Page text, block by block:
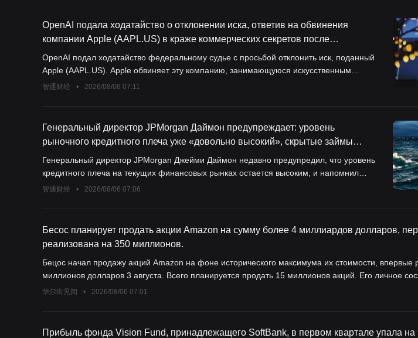
OpenAI подала ходатайство о отклонении иска, ответив на обвинения
компании Apple (AAPL.US) в краже коммерческих секретов после
переманивания 400 сотрудников.
OpenAI подал ходатайство федеральному судье с просьбой отклонить иск, поданный
Apple (AAPL.US). Apple обвиняет эту компанию, занимающуюся искусственным
интеллектом, в похищении коммерческих секретов.
智通财经 • 2026/08/06 07:11
Генеральный директор JPMorgan Даймон предупреждает: уровень
рыночного кредитного плеча уже «довольно высокий», скрытые займы
могут привести к резким колебаниям.
Генеральный директор JPMorgan Джейми Даймон недавно предупредил, что уровень
кредитного плеча на текущих финансовых рынках остается высоким, и напомнил
инвесторам, что скрытое кредитование может усилить волатильность рынка.
智通财经 • 2026/08/06 07:06
Бесос планирует продать акции Amazon на сумму более 4 миллиардов долларов,
реализована на 350 миллионов.
Бецос начал продажу акций Amazon на фоне исторического максимума их стоимости, впервые
миллионов долларов 3 августа. Всего планируется продать 15 миллионов акций. Его личное
увеличилось до 292 миллиардов долларов. Полученные средства могут быть использованы для
华尔街见闻 • 2026/08/06 07:01
Прибыль фонда Vision Fund, принадлежащего SoftBank, в первом квартале упала на